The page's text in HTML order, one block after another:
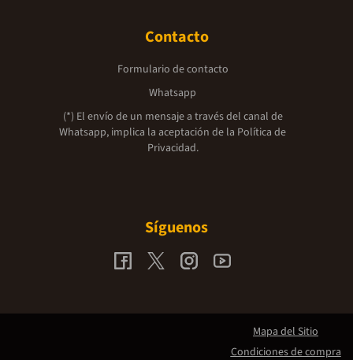
Contacto
Formulario de contacto
Whatsapp
(*) El envío de un mensaje a través del canal de
Whatsapp, implica la aceptación de la Política de
Privacidad.
Síguenos
Mapa del Sitio
Condiciones de compra